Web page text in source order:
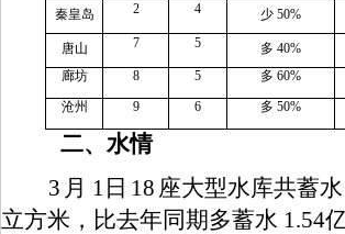
秦皇岛 2 4 少50%
唐山 7 5 多40%
廊坊
8 5 多60%
沧州
9 6 多50%
二、水情
3 月 1 日 18 座大型水库共蓄
立方米，比去年同期多蓄水 1.54